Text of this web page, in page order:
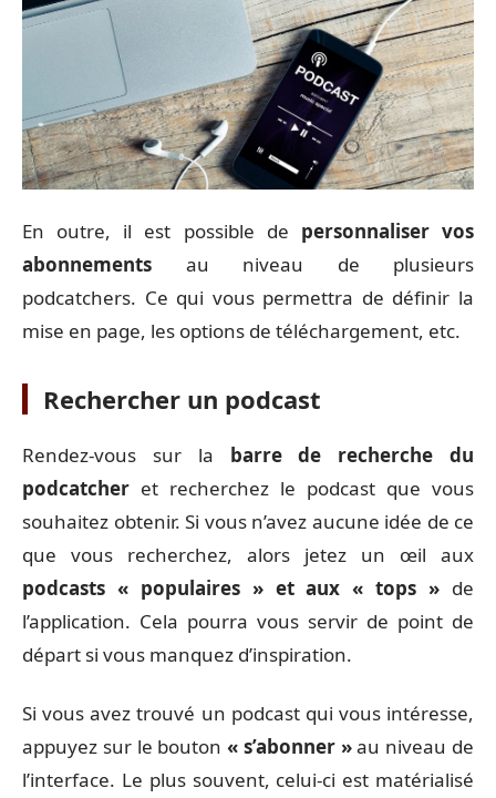
En outre, il est possible de personnaliser vos
abonnements au niveau de plusieurs
podcatchers. Ce qui vous permettra de définir la
mise en page, les options de téléchargement, etc.
Rechercher un podcast
Rendez-vous sur la barre de recherche du
podcatcher et recherchez le podcast que vous
souhaitez obtenir. Si vous n’avez aucune idée de ce
que vous recherchez, alors jetez un œil aux
podcasts « populaires » et aux « tops » de
l’application. Cela pourra vous servir de point de
départ si vous manquez d’inspiration.
Si vous avez trouvé un podcast qui vous intéresse,
appuyez sur le bouton« s’abonner »au niveau de
l’interface. Le plus souvent, celui-ci est matérialisé